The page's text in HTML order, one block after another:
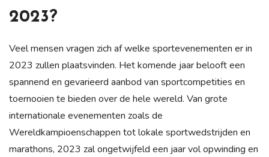
2023?
Veel mensen vragen zich af welke sportevenementen er in
2023 zullen plaatsvinden. Het komende jaar belooft een
spannend en gevarieerd aanbod van sportcompetities en
toernooien te bieden over de hele wereld. Van grote
internationale evenementen zoals de
Wereldkampioenschappen tot lokale sportwedstrijden en
marathons, 2023 zal ongetwijfeld een jaar vol opwinding en